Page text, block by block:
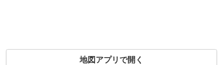
地図アプリで開く